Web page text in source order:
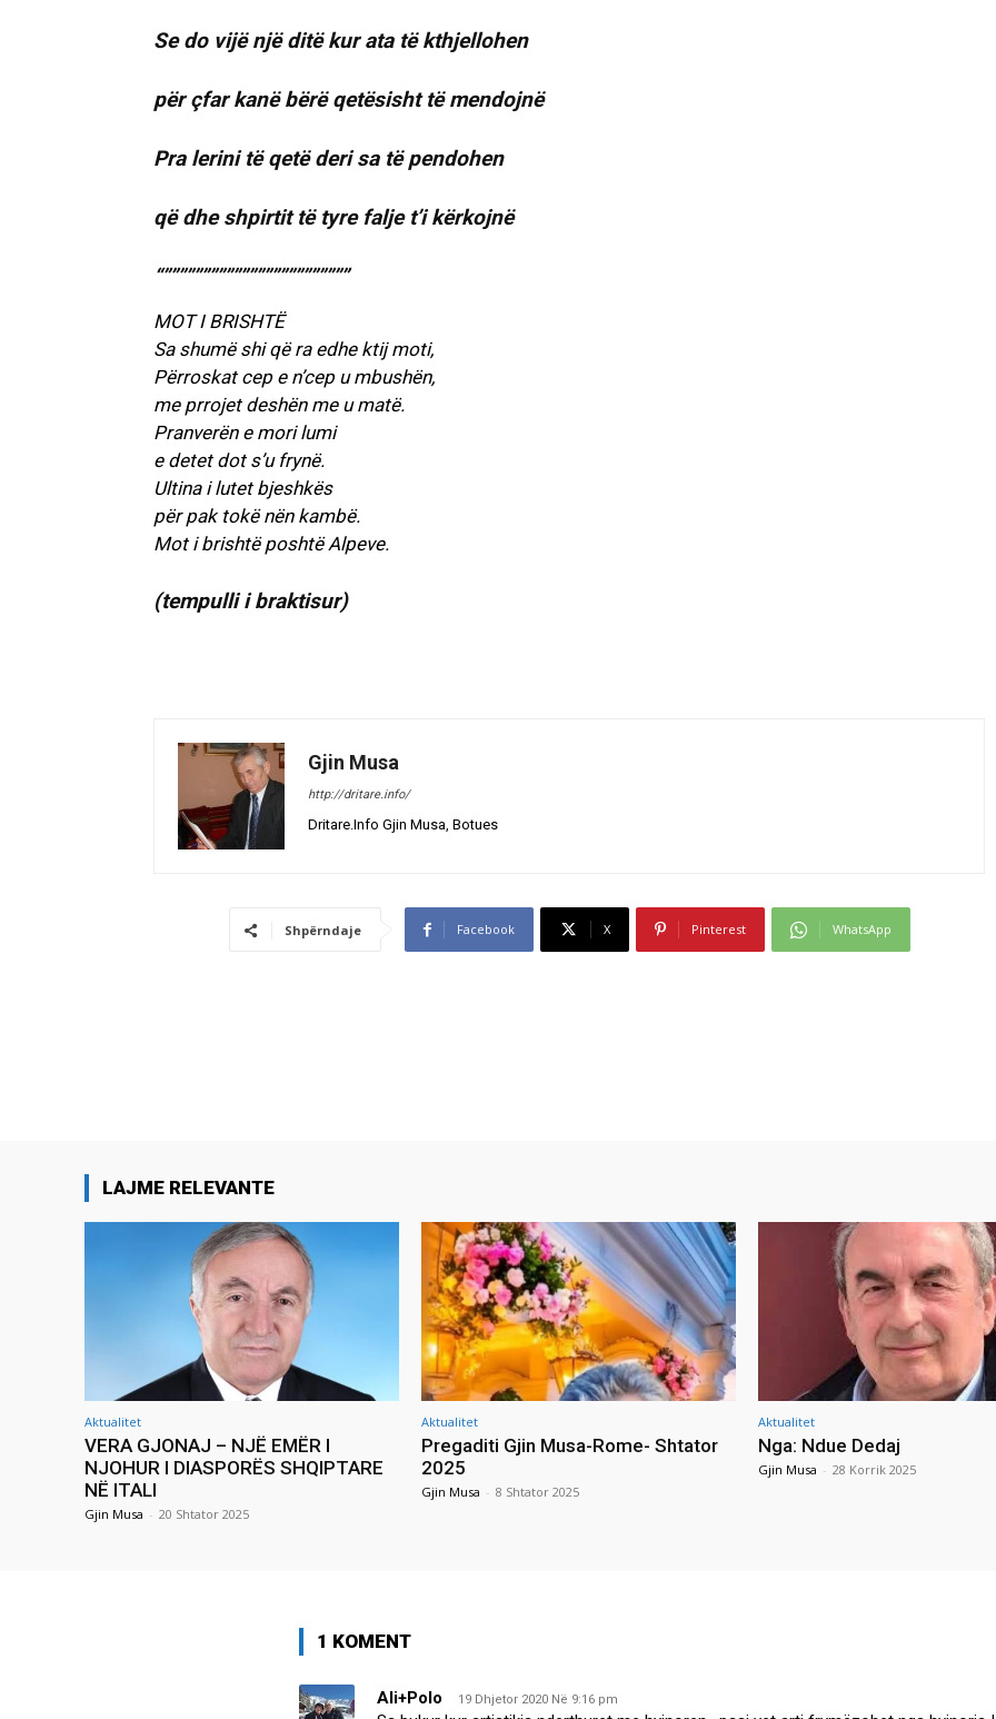
Se do vijë një ditë kur ata të kthjellohen
për çfar kanë bërë qetësisht të mendojnë
Pra lerini të qetë deri sa të pendohen
që dhe shpirtit të tyre falje t’i kërkojnë
“””””””””””””””””””””””””
MOT I BRISHTË
Sa shumë shi që ra edhe ktij moti,
Përroskat cep e n’cep u mbushën,
me prrojet deshën me u matë.
Pranverën e mori lumi
e detet dot s’u frynë.
Ultina i lutet bjeshkës
për pak tokë nën kambë.
Mot i brishtë poshtë Alpeve.
(tempulli i braktisur)
Gjin Musa
http://dritare.info/
Dritare.Info Gjin Musa, Botues
Shpërndaje Facebook X Pinterest WhatsApp
LAJME RELEVANTE
Aktualitet
VERA GJONAJ – NJË EMËR I
NJOHUR I DIASPORËS SHQIPTARE
NË ITALI
Gjin Musa - 20 Shtator 2025
Aktualitet
Pregaditi Gjin Musa-Rome- Shtator
2025
Gjin Musa - 8 Shtator 2025
Aktualitet
Nga: Ndue Dedaj
Gjin Musa - 28 Korrik 2025
1 KOMENT
Ali+Polo 19 Dhjetor 2020 Në 9:16 pm